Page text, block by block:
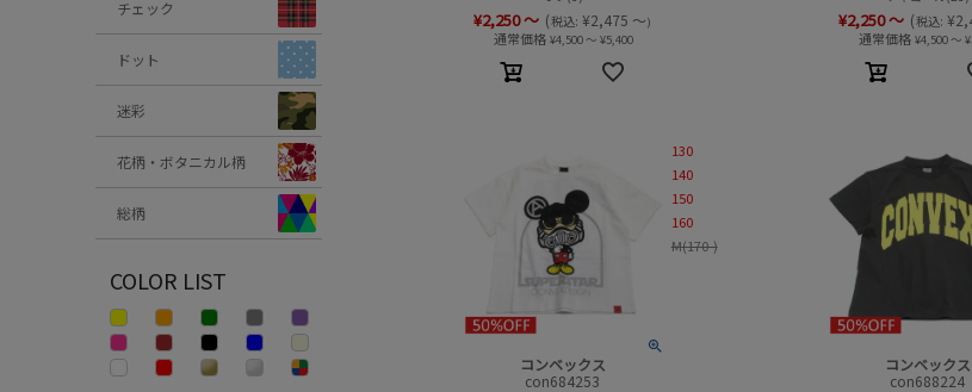
チェック
ドット
迷彩
花柄・ボタニカル柄
総柄
COLOR LIST
¥2,250～ (税込: ¥2,475 ～)
通常価格 ¥4,500～ ¥5,400
¥2,250～ (税込: ¥
通常価格 ¥4,500～ ¥
コンベックス
con684253
130
140
150
160
M(170-)
コンベックス
con688224